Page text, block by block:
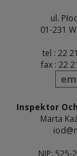
ul.
01-231
tel : 22
fax : 22
Inspektor
Marta
NIP: 525-